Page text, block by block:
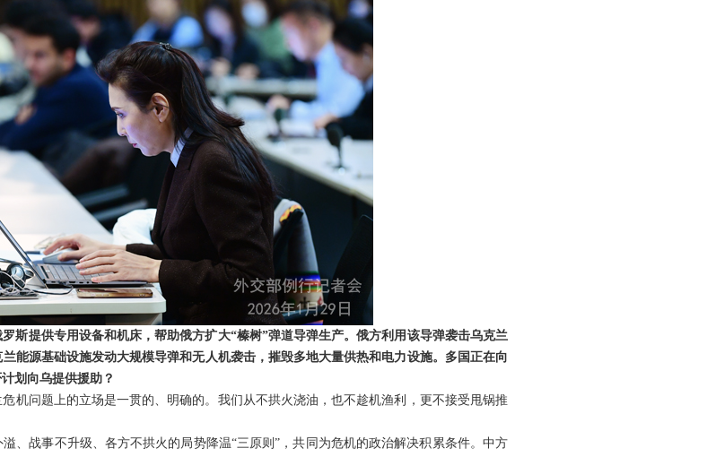
斯提供专用设备和机床，帮助俄方扩大“榛树”弹道导弹生产。俄方利用该导弹袭击乌克兰
能源基础设施发动大规模导弹和无人机袭击，摧毁多地大量供热和电力设施。多国正在向
划向乌提供援助？
机问题上的立场是一贯的、明确的。我们从不拱火浇油，也不趁机渔利，更不接受甩锅推
、战事不升级、各方不拱火的局势降温“三原则”，共同为危机的政治解决积累条件。中方